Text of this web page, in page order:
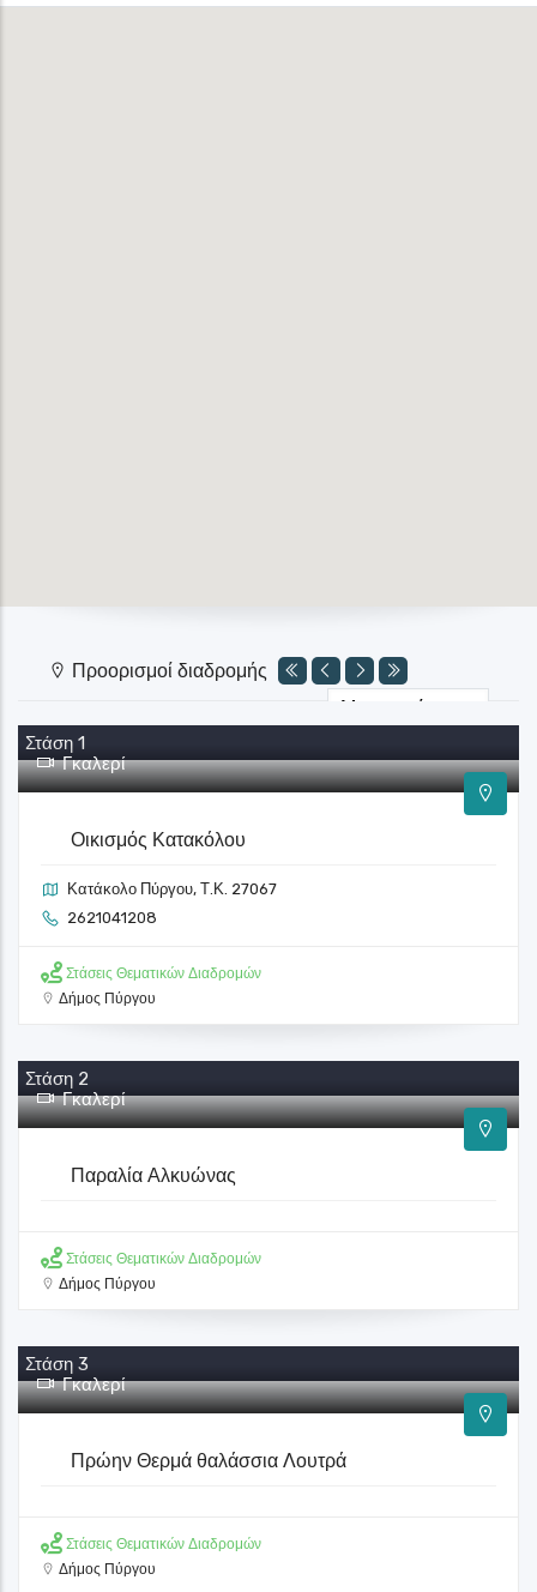
Προορισμοί διαδρομής
Στάση 1
Γκαλερί
Κατάκολο Πύργου, Τ.Κ. 27067
Στάσεις Θεματικών Διαδρομών
Στάση 2
Γκαλερί
Παραλία Αλκυώνας
Στάσεις Θεματικών Διαδρομών